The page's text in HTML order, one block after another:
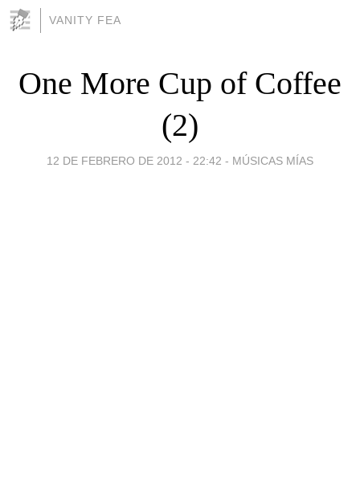
VANITY FEA
One More Cup of Coffee
(2)
12 DE FEBRERO DE 2012 - 22:42 - MÚSICAS MÍAS